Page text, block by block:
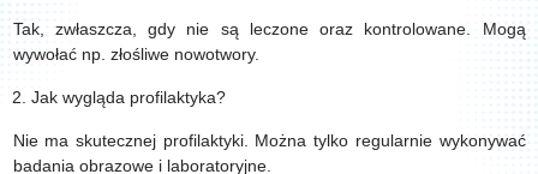
Tak, zwłaszcza, gdy nie są leczone oraz kontrolowane. Mogą
wywołać np. złośliwe nowotwory.
Jak wygląda profilaktyka?
Nie ma skutecznej profilaktyki. Można tylko regularnie wykonywać
badania obrazowe i laboratoryjne.